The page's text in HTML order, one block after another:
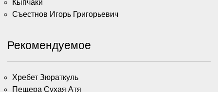
Кыпчаки
Съестнов Игорь Григорьевич
Рекомендуемое
Хребет Зюраткуль
Пещера Сухая Атя